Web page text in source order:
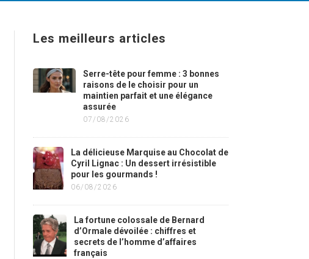
Les meilleurs articles
Serre-tête pour femme : 3 bonnes
raisons de le choisir pour un
maintien parfait et une élégance
assurée
07/08/2026
La délicieuse Marquise au Chocolat de
Cyril Lignac : Un dessert irrésistible
pour les gourmands !
06/08/2026
La fortune colossale de Bernard
d’Ormale dévoilée : chiffres et
secrets de l’homme d’affaires
français